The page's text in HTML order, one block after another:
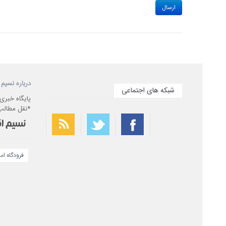
درباره
پایگاه
*نقل
فرودگاه
شبکه های اجتماعی